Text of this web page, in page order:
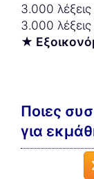
3.000
3.000
★
Ποιες
για